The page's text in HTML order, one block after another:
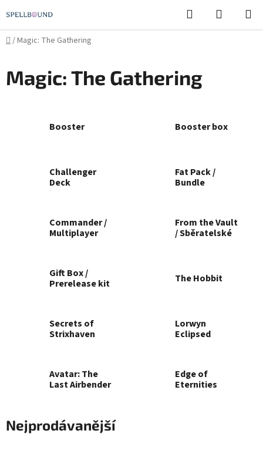
na
obsah
Hledat
KOŠÍK
Domů
/Magic: The Gathering
Magic: The Gathering
Booster Booster box
Challenger
Deck
Fat Pack /
Bundle
Commander /
Multiplayer
From the Vault
/ Sběratelské
Gift Box /
Prerelease kit
The Hobbit
Secrets of
Strixhaven
Lorwyn
Eclipsed
Avatar: The
Last Airbender
Edge of
Eternities
Nejprodávanější